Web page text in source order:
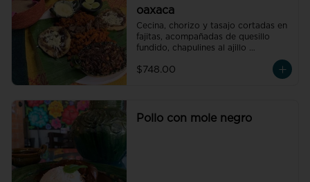
oaxaca
Cecina, chorizo y tasajo cortadas en
fajitas, acompañadas de quesillo
fundido, chapulines al ajillo
nuestras salsas molcajeteadas. (para
$748.00
Pollo con mole negro